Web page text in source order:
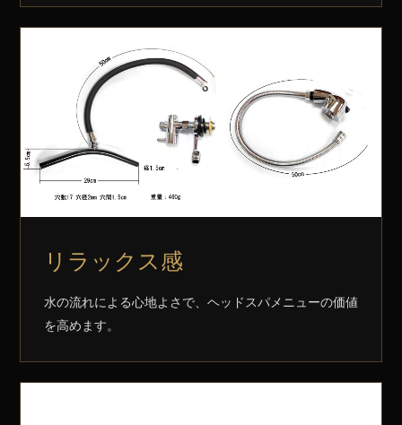
リラックス感
水の流れによる心地よさで、ヘッドスパメニューの価値
を高めます。